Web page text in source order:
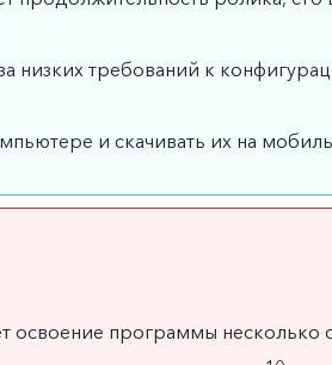
требований к
и скачивать их на
освоение программы несколько